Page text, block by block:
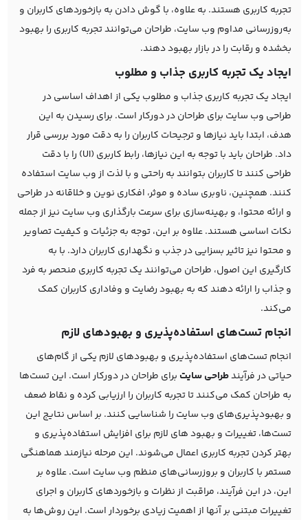
تجربه کاربری هستند. به علاوه، با گوش دادن به بازخوردهای کاربران و
به‌روزرسانی مداوم وب سایت، طراحان می‌توانند تجربه کاربری را بهبود
بخشده و رقابت را در بازار بهبود دهند.
ایجاد یک تجربه کاربری جذاب و مطلوب
ایجاد یک تجربه کاربری جذاب و مطلوب یکی از اهداف اساسی در
طراحی وب سایت برای طراحان در دورکار است. برای رسیدن به این
هدف، ابتدا باید نیازها و ترجیحات کاربران را به دقت مورد بررسی قرار
داد. طراحان باید با توجه به این نیازها، رابط کاربری (UI) را با دقت
طراحی کنند تا کاربران بتوانند به راحتی و با لذت از وب سایت استفاده
کنند. همچنین، ناوبری ساده و موثر، افکاری نوین و خلاقانه در طراحی
و ارائه محتوا، و بهینه‌سازی برای سرعت بارگذاری وب سایت نیز از جمله
نکات اساسی هستند. علاوه بر این، توجه به جزئیات و کیفیت تصاویر
و محتوا نیز تاثیر بسزایی در جذب و نگهداری کاربران دارد. با به
کارگیری این اصول، طراحان می‌توانند یک تجربه کاربری منحصر به فرد
و جذاب را ارائه دهند که به بهبود رضایت و وفاداری کاربران کمک
می‌کند.
انجام تست‌های استفاده‌پذیری و بهبودهای لازم
انجام تست‌های استفاده‌پذیری و بهبودهای لازم یکی از گام‌های
حیاتی در فرآیندطراحی سایت برای طراحان در دورکار است. این تست‌ها
به طراحان کمک می‌کنند تا تجربه کاربران را ارزیابی کرده و نقاط ضعف
و بهبودپذیری‌های وب سایت را شناسایی کنند. بر اساس نتایج این
تست‌ها، تغییرات و بهبود های لازم برای افزایش استفاده‌پذیری و
بهتر کردن تجربه کاربری اعمال می‌شوند. این مرحله نیازمند هماهنگی
مستمر با کاربران و بروزرسانی‌های منظم وب سایت است. علاوه بر
این، در این فرآیند، مراقبت از نظرات و بازخوردهای کاربران و اجرای
تغییرات مبتنی بر آنها از اهمیت زیادی برخوردار است. این روش‌ها به